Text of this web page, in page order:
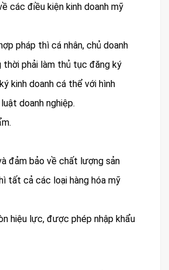
các điều kiện kinh doanh mỹ
pháp thì cá nhân, chủ doanh
thời phải làm thủ tục đăng ký
kinh doanh cá thể với hình
doanh nghiệp.
đảm bảo về chất lượng sản
tất cả các loại hàng hóa mỹ
hiệu lực, được phép nhập khẩu